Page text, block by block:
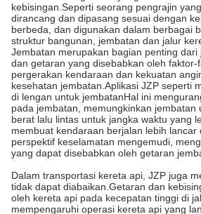
kebisingan.Seperti seorang pengrajin
dirancang dan dipasang sesuai dengan
berbeda, dan digunakan dalam berbagai
struktur bangunan, jembatan dan jalur
Jembatan merupakan bagian penting dari
dan getaran yang disebabkan oleh faktor-
pergerakan kendaraan dan kekuatan
kesehatan jembatan.Aplikasi JZP seperti
di lengan untuk jembatanHal ini
pada jembatan, memungkinkan jembatan
berat lalu lintas untuk jangka waktu yang
membuat kendaraan berjalan lebih lancar
perspektif keselamatan mengemudi,
yang dapat disebabkan oleh getaran
Dalam transportasi kereta api, JZP juga
tidak dapat diabaikan.Getaran dan
oleh kereta api pada kecepatan tinggi di
mempengaruhi operasi kereta api yang